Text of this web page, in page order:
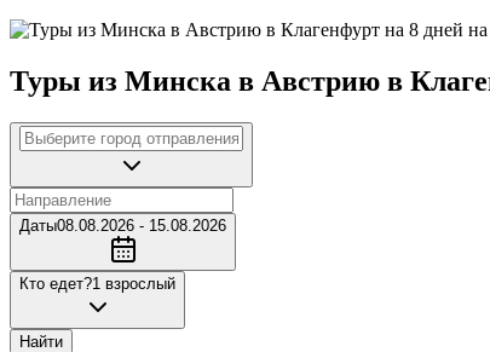
Туры из Минска в Австрию в
Даты08.08.2026 - 15.08.2026
Кто едет?1 взрослый
Найти